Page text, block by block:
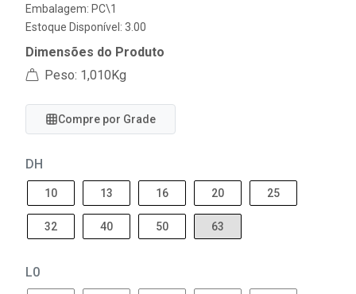
Embalagem: PC\1
Estoque Disponível: 3.00
Dimensões do Produto
Peso: 1,010Kg
Compre por Grade
DH
10 13 16 20 25
32 40 50 63
L0